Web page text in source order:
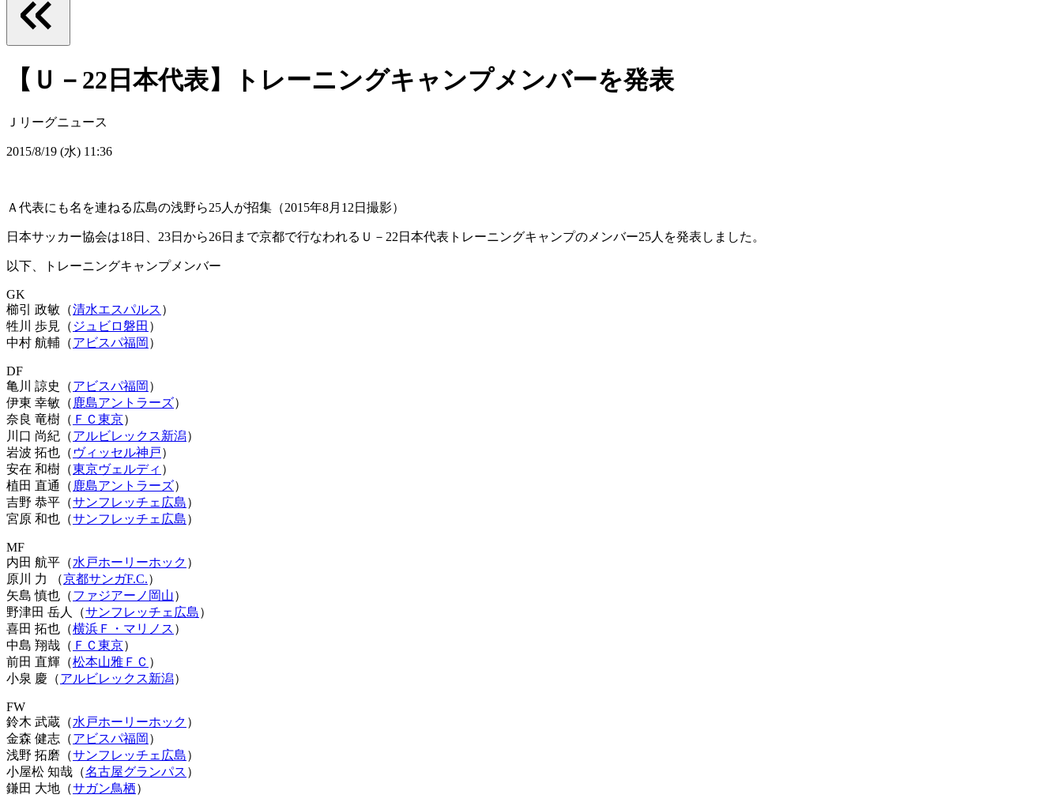
【Ｕ－22日本代表】トレーニングキャンプメンバーを発表
Ｊリーグニュース
2015/8/19 (水) 11:36
Ａ代表にも名を連ねる広島の浅野ら25人が招集（2015年8月12日撮影）
日本サッカー協会は18日、23日から26日まで京都で行なわれるＵ－22日本代表トレーニングキャンプのメンバー25人を発表しました。
以下、トレーニングキャンプメンバー
GK
櫛引 政敏（清水エスパルス ）
牲川 歩見（ ジュビロ磐田 ）
中村 航輔（アビスパ福岡 ）
DF
亀川 諒史（アビスパ福岡 ）
伊東 幸敏（ 鹿島アントラーズ）
奈良 竜樹（ ＦＣ東京）
川口 尚紀（アルビレックス新潟）
岩波 拓也（ ヴィッセル神戸）
安在 和樹（東京ヴェルディ ）
植田 直通（ 鹿島アントラーズ）
吉野 恭平（サンフレッチェ広島）
宮原 和也（サンフレッチェ広島）
MF
内田 航平（水戸ホーリーホック ）
原川 力 （京都サンガF.C.）
矢島 慎也（ファジアーノ岡山）
野津田 岳人（サンフレッチェ広島）
喜田 拓也（横浜Ｆ・マリノス ）
中島 翔哉（ ＦＣ東京）
前田 直輝（松本山雅ＦＣ ）
小泉 慶（アルビレックス新潟）
FW
鈴木 武蔵（水戸ホーリーホック ）
金森 健志（アビスパ福岡 ）
浅野 拓磨（サンフレッチェ広島）
小屋松 知哉（名古屋グランパス ）
鎌田 大地（サガン鳥栖）